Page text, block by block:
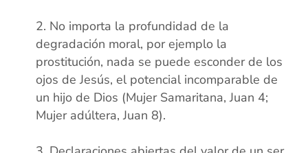
No importa la profundidad de la
degradación moral, por ejemplo la
prostitución, nada se puede esconder de los
ojos de Jesús, el potencial incomparable de
un hijo de Dios (Mujer Samaritana, Juan 4;
Mujer adúltera, Juan 8).